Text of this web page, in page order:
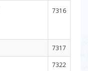
7316
7317
7322